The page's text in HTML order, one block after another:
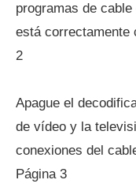
programas de
está correctamente
2
Apague el
de vídeo y la
conexiones del
Página 3